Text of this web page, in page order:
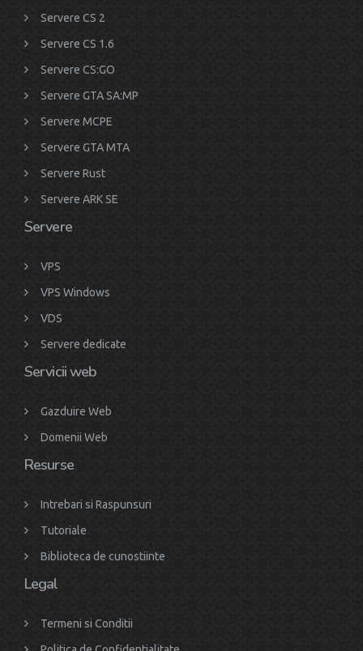
Servere CS 2
Servere CS 1.6
Servere CS:GO
Servere GTA SA:MP
Servere MCPE
Servere GTA MTA
Servere Rust
Servere ARK SE
Servere
VPS
VPS Windows
VDS
Servere dedicate
Servicii web
Gazduire Web
Domenii Web
Resurse
Intrebari si Raspunsuri
Tutoriale
Biblioteca de cunostiinte
Legal
Termeni si Conditii